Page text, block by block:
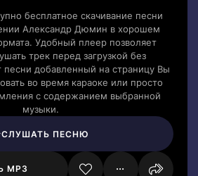
бесплатное скачивание песни
Александр Дюмин в хорошем
Удобный плеер позволяет
трек перед загрузкой без
песни добавленный на страницу Вы
во время караоке или просто
с содержанием выбранной
музыки.
СЛУШАТЬ ПЕСНЮ
MP3